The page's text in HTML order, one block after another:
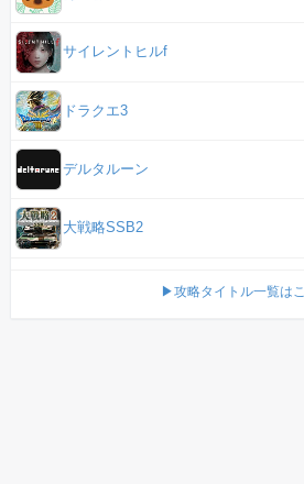
サイレントヒルf
ドラクエ3
デルタルーン
大戦略SSB2
▶攻略タイトル一覧は